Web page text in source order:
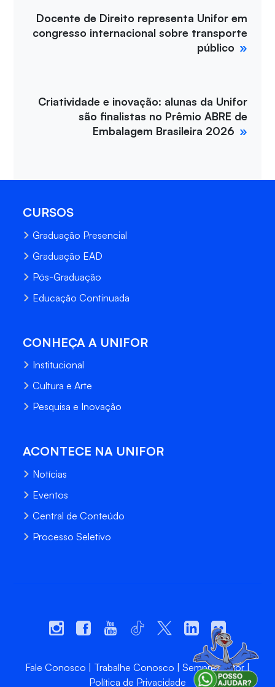
Docente de Direito representa Unifor em
congresso internacional sobre transporte
público
Criatividade e inovação: alunas da Unifor
são finalistas no Prêmio ABRE de
Embalagem Brasileira 2026
CURSOS
Graduação Presencial
Graduação EAD
Pós-Graduação
Educação Continuada
CONHEÇA A UNIFOR
Institucional
Cultura e Arte
Pesquisa e Inovação
ACONTECE NA UNIFOR
Notícias
Eventos
Central de Conteúdo
Processo Seletivo
Fale Conosco Trabalhe Conosco
Sempre Unifor
Política de Privacidade